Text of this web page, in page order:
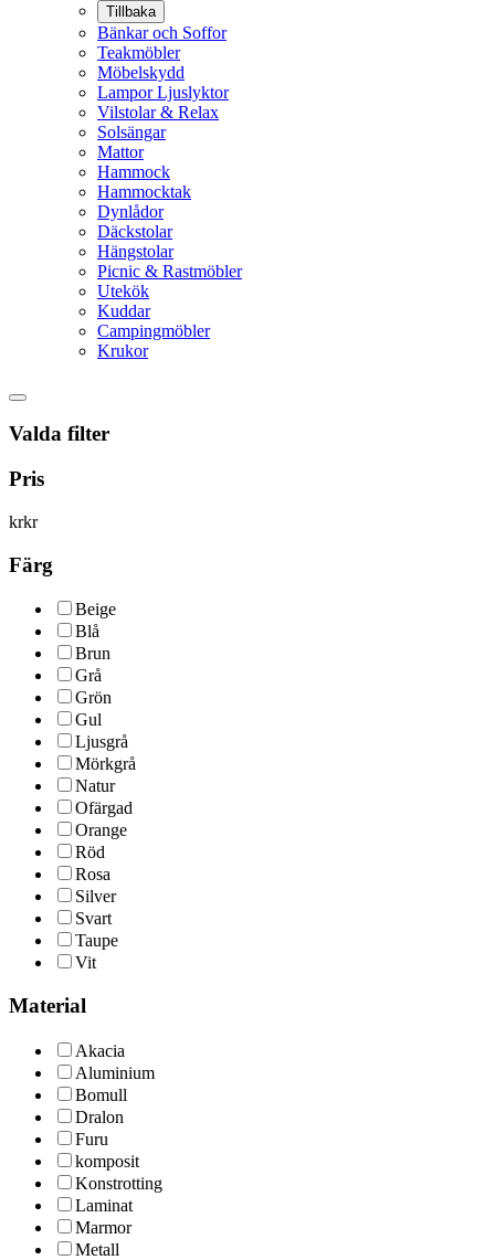
Tillbaka
Bänkar och Soffor
Teakmöbler
Möbelskydd
Lampor Ljuslyktor
Vilstolar & Relax
Solsängar
Mattor
Hammock
Hammocktak
Dynlådor
Däckstolar
Hängstolar
Picnic & Rastmöbler
Utekök
Kuddar
Campingmöbler
Krukor
Valda filter
Pris
krkr
Färg
Beige
Blå
Brun
Grå
Grön
Gul
Ljusgrå
Mörkgrå
Natur
Ofärgad
Orange
Röd
Rosa
Silver
Svart
Taupe
Vit
Material
Akacia
Aluminium
Bomull
Dralon
Furu
komposit
Konstrotting
Laminat
Marmor
Metall